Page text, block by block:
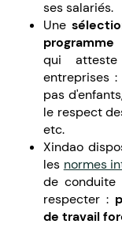
ses salariés.
Une
qui
entreprises
pas
le respect
etc.
Xindao
les normes
de conduite
respecter :
de travail